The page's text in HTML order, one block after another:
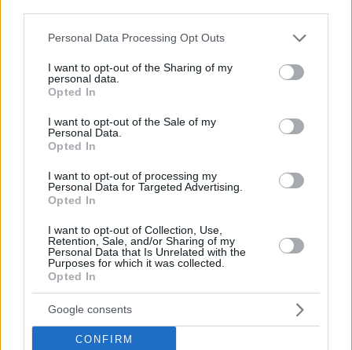
Please note that this website/app uses one or more Google
not limited to your visit or usage behaviour. You may click to
grant or deny consent to Google and its third-party tags to
use your data for below specified purposes in below Google
consent section.
Personal Data Processing Opt Outs
I want to opt-out of the Sharing of my
personal data.
Opted In
I want to opt-out of the Sale of my
Personal Data.
Opted In
I want to opt-out of processing my
Personal Data for Targeted Advertising.
Opted In
I want to opt-out of Collection, Use,
Retention, Sale, and/or Sharing of my
Personal Data that Is Unrelated with the
Purposes for which it was collected.
Opted In
Google consents
CONFIRM
Rischi ed effetti collaterali inflazionistici stanno
aumentando nel mercato immobiliare, dove si prevede che
la domanda diminuirà nel breve termine. Ciò è dovuto al
rallentamento nella costruzione e nell’acquisto. Continua…
Alex Bánvölgyi July 13, 2022
Ungheresi drogati durante la misteriosa seduta spiritica del